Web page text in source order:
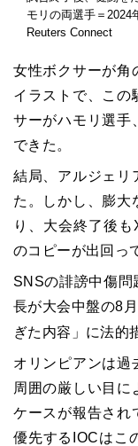
モリの両選手＝2024
Reuters Connect
女性ボクサーが角
イラストで、この
サーがハモリ選手
できた。
結局、アルジェリ
た。しかし、膨大
り、大会終了後
のコピーが出回っ
SNSの誹謗中傷問
長が大会中盤の8
ぎた内容」に法的
オリンピアンは過
周囲の厳しい目に
ケースが報告され
優先するIOCはこ